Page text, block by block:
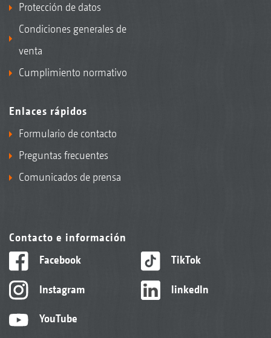
Protección de datos
Condiciones generales de
venta
Cumplimiento normativo
Enlaces rápidos
Formulario de contacto
Preguntas frecuentes
Comunicados de prensa
Contacto e información
Facebook
Instagram
YouTube
TikTok
linkedIn